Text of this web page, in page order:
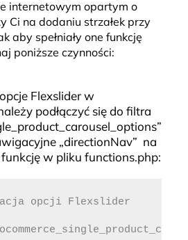
internetowym opartym o
Ci na dodaniu strzałek przy
aby spełniały one funkcję
poniższe czynności:
Flexslider w
podłączyć się do filtra
„directionNav” na
funkcję w pliku functions.php:
opcji Flexslider